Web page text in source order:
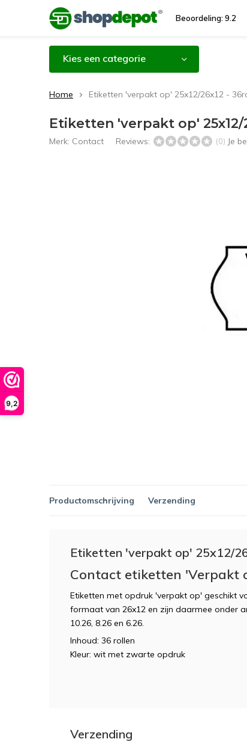
9,2
Beoordeling: 9.2
Kies een categorie
Home Etiketten 'verpakt op' 25x12/26x12 -
Etiketten 'verpakt op' 25x12/
Merk: Contact Reviews: (0) Je
Productomschrijving Verzending
Etiketten 'verpakt op' 25x12/
Contact etiketten 'Verpakt
Etiketten met opdruk 'verpakt op' geschikt
formaat van 26x12 en zijn daarmee onder
10.26, 8.26 en 6.26.
Inhoud: 36 rollen
Kleur: wit met zwarte opdruk
Verzending